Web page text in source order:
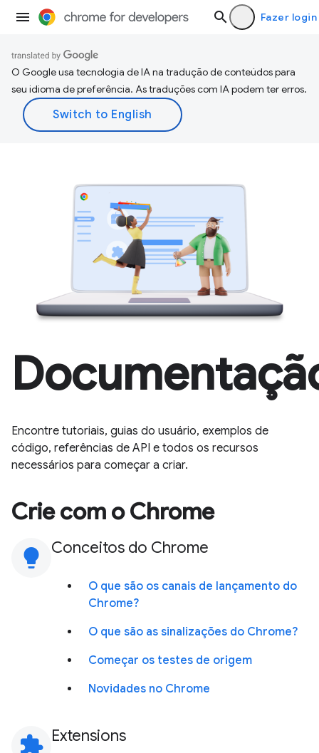
Fazer login
O Google usa tecnologia de IA na tradução de conteúdos para
seu idioma de preferência. As traduções com IA podem ter erros.
Encontre tutoriais, guias do usuário, exemplos de
código, referências de API e todos os recursos
necessários para começar a criar.
Crie com o Chrome
lightbulb Conceitos do Chrome
O que são os canais de lançamento do
Chrome?
O que são as sinalizações do Chrome?
Começar os testes de origem
Novidades no Chrome
extension Extensions